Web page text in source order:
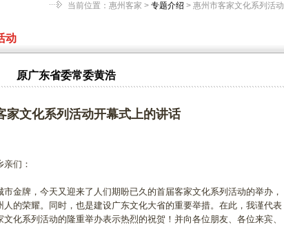
当前位置：惠州客家 >专题介绍 > 惠州市客家文化系列活动
动
原广东省委常委黄浩
家文化系列活动开幕式上的讲话
们：
牌，今天又迎来了人们期盼已久的首届客家文化系列活动的举办，
的荣耀。同时，也是建设广东文化大省的重要举措。在此，我谨代表
化系列活动的隆重举办表示热烈的祝贺！并向各位朋友、各位来宾、